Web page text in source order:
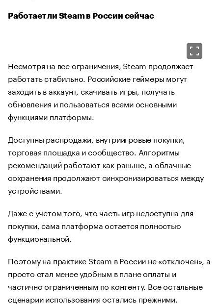
Работает ли Steam в России сейчас
Несмотря на все ограничения, Steam продолжает
работать стабильно. Российские геймеры могут
заходить в аккаунт, скачивать игры, получать
обновления и пользоваться всеми основными
функциями платформы.
Доступны распродажи, внутриигровые покупки,
торговая площадка и сообщество. Алгоритмы
рекомендаций работают как раньше, а облачные
сохранения продолжают синхронизироваться между
устройствами.
Даже с учетом того, что часть игр недоступна для
покупки, сама платформа остается полностью
функциональной.
Поэтому на практике Steam в России не «отключен», а
просто стал менее удобным в плане оплаты и
частично ограниченным по контенту. Все остальные
сценарии использования остались прежними.